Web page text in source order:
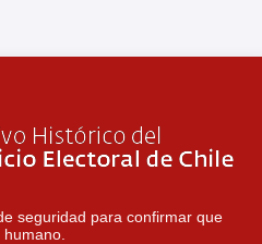
seguridad para confirmar que